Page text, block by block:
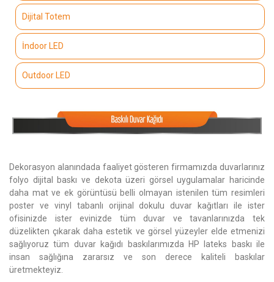
Dijital Totem
İndoor LED
Outdoor LED
Dekorasyon alanındada faaliyet gösteren firmamızda duvarlarınız
folyo dijital baskı ve dekota üzeri görsel uygulamalar haricinde
daha mat ve ek görüntüsü belli olmayan istenilen tüm resimleri
poster ve vinyl tabanlı orijinal dokulu duvar kağıtları ile ister
ofisinizde ister evinizde tüm duvar ve tavanlarınızda tek
düzelikten çıkarak daha estetik ve görsel yüzeyler elde etmenizi
sağlıyoruz tüm duvar kağıdı baskılarımızda HP lateks baskı ile
insan sağlığına zararsız ve son derece kaliteli baskılar
üretmekteyiz.